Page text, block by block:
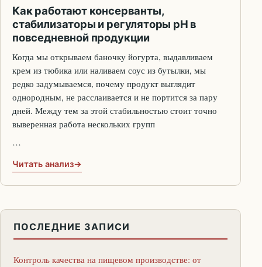
Как работают консерванты,
стабилизаторы и регуляторы pH в
повседневной продукции
Когда мы открываем баночку йогурта, выдавливаем
крем из тюбика или наливаем соус из бутылки, мы
редко задумываемся, почему продукт выглядит
однородным, не расслаивается и не портится за пару
дней. Между тем за этой стабильностью стоит точно
выверенная работа нескольких групп
…
Читать анализ
ПОСЛЕДНИЕ ЗАПИСИ
Контроль качества на пищевом производстве: от